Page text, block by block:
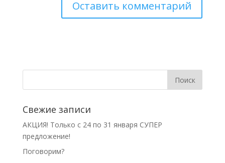
Свежие записи
АКЦИЯ! Только с 24 по 31 января СУПЕР
предложение!
Поговорим?